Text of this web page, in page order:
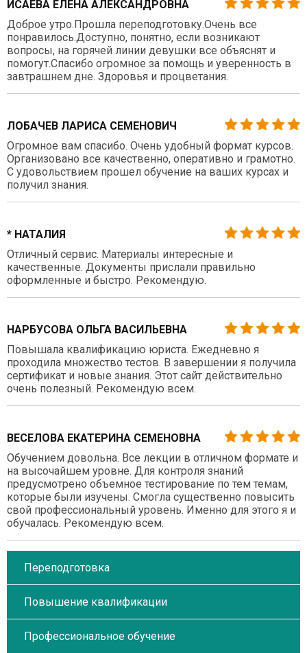
ИСАЕВА ЕЛЕНА АЛЕКСАНДРОВНА
Доброе утро.Прошла переподготовку.Очень все
понравилось.Доступно, понятно, если возникают
вопросы, на горячей линии девушки все объяснят и
помогут.Спасибо огромное за помощь и уверенность в
завтрашнем дне. Здоровья и процветания.
ЛОБАЧЕВ ЛАРИСА СЕМЕНОВИЧ
Огромное вам спасибо. Очень удобный формат курсов.
Организовано все качественно, оперативно и грамотно.
С удовольствием прошел обучение на ваших курсах и
получил знания.
* НАТАЛИЯ
Отличный сервис. Материалы интересные и
качественные. Документы прислали правильно
оформленные и быстро. Рекомендую.
НАРБУСОВА ОЛЬГА ВАСИЛЬЕВНА
Повышала квалификацию юриста. Ежедневно я
проходила множество тестов. В завершении я получила
сертификат и новые знания. Этот сайт действительно
очень полезный. Рекомендую всем.
ВЕСЕЛОВА ЕКАТЕРИНА СЕМЕНОВНА
Обучением довольна. Все лекции в отличном формате и
на высочайшем уровне. Для контроля знаний
предусмотрено объемное тестирование по тем темам,
которые были изучены. Смогла существенно повысить
свой профессиональный уровень. Именно для этого я и
обучалась. Рекомендую всем.
Переподготовка
Повышение квалификации
Профессиональное обучение